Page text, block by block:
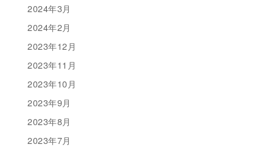
2024年3月
2024年2月
2023年12月
2023年11月
2023年10月
2023年9月
2023年8月
2023年7月